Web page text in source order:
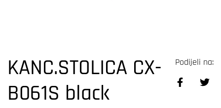
KANC.STOLICA CX-
B061S black
Podijeli na: